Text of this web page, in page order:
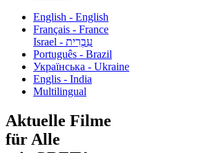
English - English
Français - France
עִבְרִית - Israel
Português - Brazil
Українська - Ukraine
Englis - India
Multilingual
Aktuelle Filme
für Alle